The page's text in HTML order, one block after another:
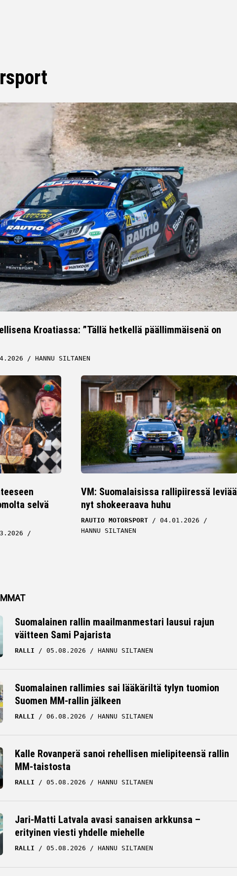
Kroatiassa: ”Tällä hetkellä päällimmäisenä on
HANNU SILTANEN
selvä
VM: Suomalaisissa rallipiiressä leviää
nyt shokeeraava huhu
RAUTIO MOTORSPORT
04.01.2026
HANNU SILTANEN
Suomalainen rallin maailmanmestari lausui rajun
väitteen Sami Pajarista
RALLI 05.08.2026 HANNU SILTANEN
Suomalainen rallimies sai lääkäriltä tylyn tuomion
Suomen MM-rallin jälkeen
RALLI 06.08.2026 HANNU SILTANEN
Kalle Rovanperä sanoi rehellisen mielipiteensä rallin
MM-taistosta
RALLI 05.08.2026 HANNU SILTANEN
Jari-Matti Latvala avasi sanaisen arkkunsa –
erityinen viesti yhdelle miehelle
RALLI 05.08.2026 HANNU SILTANEN